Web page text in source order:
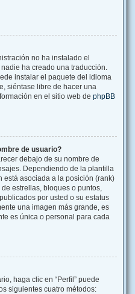
no ha instalado el
ha creado una traducción.
instalar el paquete del idioma
siéntase libre de hacer una
en el sitio web de phpBB
de usuario?
debajo de su nombre de
Dependiendo de la plantilla
está asociada a la posición (rank)
estrellas, bloques o puntos,
por usted o su estatus
una imagen más grande, es
es única o personal para cada
haga clic en “Perfil” puede
siguientes cuatro métodos: